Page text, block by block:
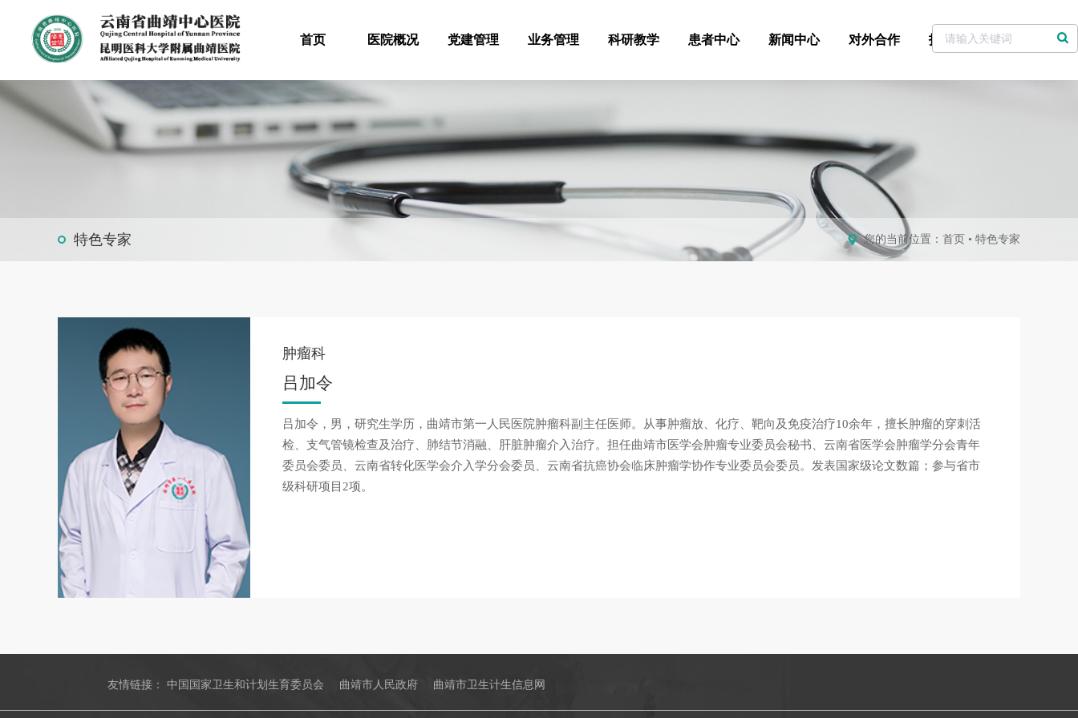
首页 医院概况 党建管理 业务管理 科研教学 患者中心 新闻中心 对外合作 招标采购 党委书记信箱
特色专家 您的当前位置： 首页 • 特色专家
肿瘤科
吕加令
吕加令，男，研究生学历，曲靖市第一人民医院肿瘤科副主任医师。从事肿瘤放、化疗、靶向及免疫治疗10余年，擅长肿瘤的穿刺活
检、支气管镜检查及治疗、肺结节消融、肝脏肿瘤介入治疗。担任曲靖市医学会肿瘤专业委员会秘书、云南省医学会肿瘤学分会青年
委员会委员、云南省转化医学会介入学分会委员、云南省抗癌协会临床肿瘤学协作专业委员会委员。发表国家级论文数篇；参与省市
级科研项目2项。
友情链接：中国国家卫生和计划生育委员会 曲靖市人民政府 曲靖市卫生计生信息网